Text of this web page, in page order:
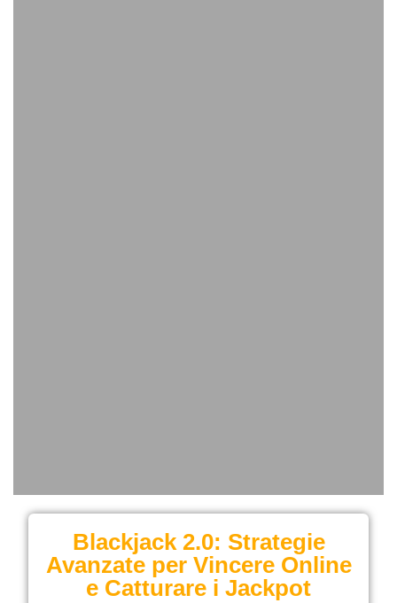
Blackjack 2.0: Strategie
Avanzate per Vincere Online
e Catturare i Jackpot